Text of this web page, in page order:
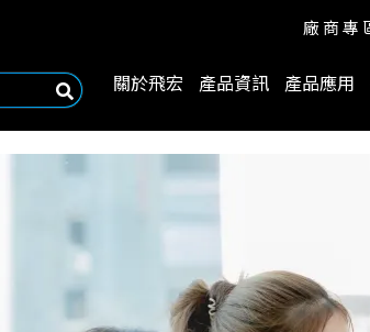
廠商專
關於飛宏 產品資訊 產品應用